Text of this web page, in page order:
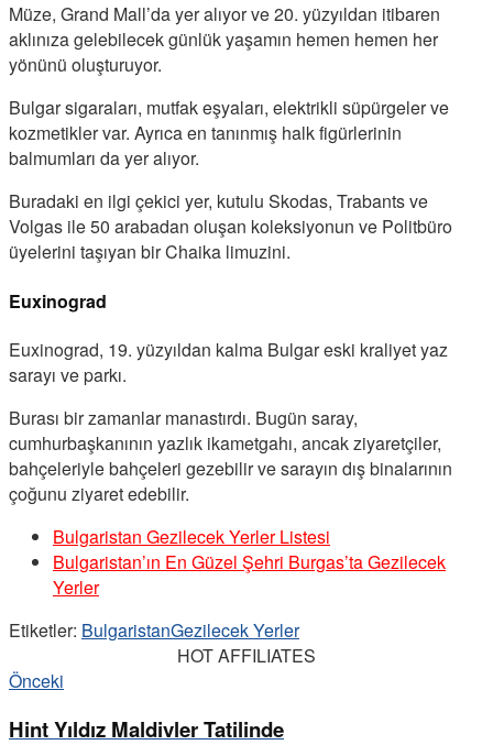
Müze, Grand Mall’da yer alıyor ve 20. yüzyıldan itibaren
aklınıza gelebilecek günlük yaşamın hemen hemen her
yönünü oluşturuyor.
Bulgar sigaraları, mutfak eşyaları, elektrikli süpürgeler ve
kozmetikler var. Ayrıca en tanınmış halk figürlerinin
balmumları da yer alıyor.
Buradaki en ilgi çekici yer, kutulu Skodas, Trabants ve
Volgas ile 50 arabadan oluşan koleksiyonun ve Politbüro
üyelerini taşıyan bir Chaika limuzini.
Euxinograd
Euxinograd, 19. yüzyıldan kalma Bulgar eski kraliyet yaz
sarayı ve parkı.
Burası bir zamanlar manastırdı. Bugün saray,
cumhurbaşkanının yazlık ikametgahı, ancak ziyaretçiler,
bahçeleriyle bahçeleri gezebilir ve sarayın dış binalarının
çoğunu ziyaret edebilir.
Bulgaristan Gezilecek Yerler Listesi
Bulgaristan’ın En Güzel Şehri Burgas’ta Gezilecek
Yerler
Etiketler: BulgaristanGezilecek Yerler
HOT AFFILIATES
Önceki
Hint Yıldız Maldivler Tatilinde